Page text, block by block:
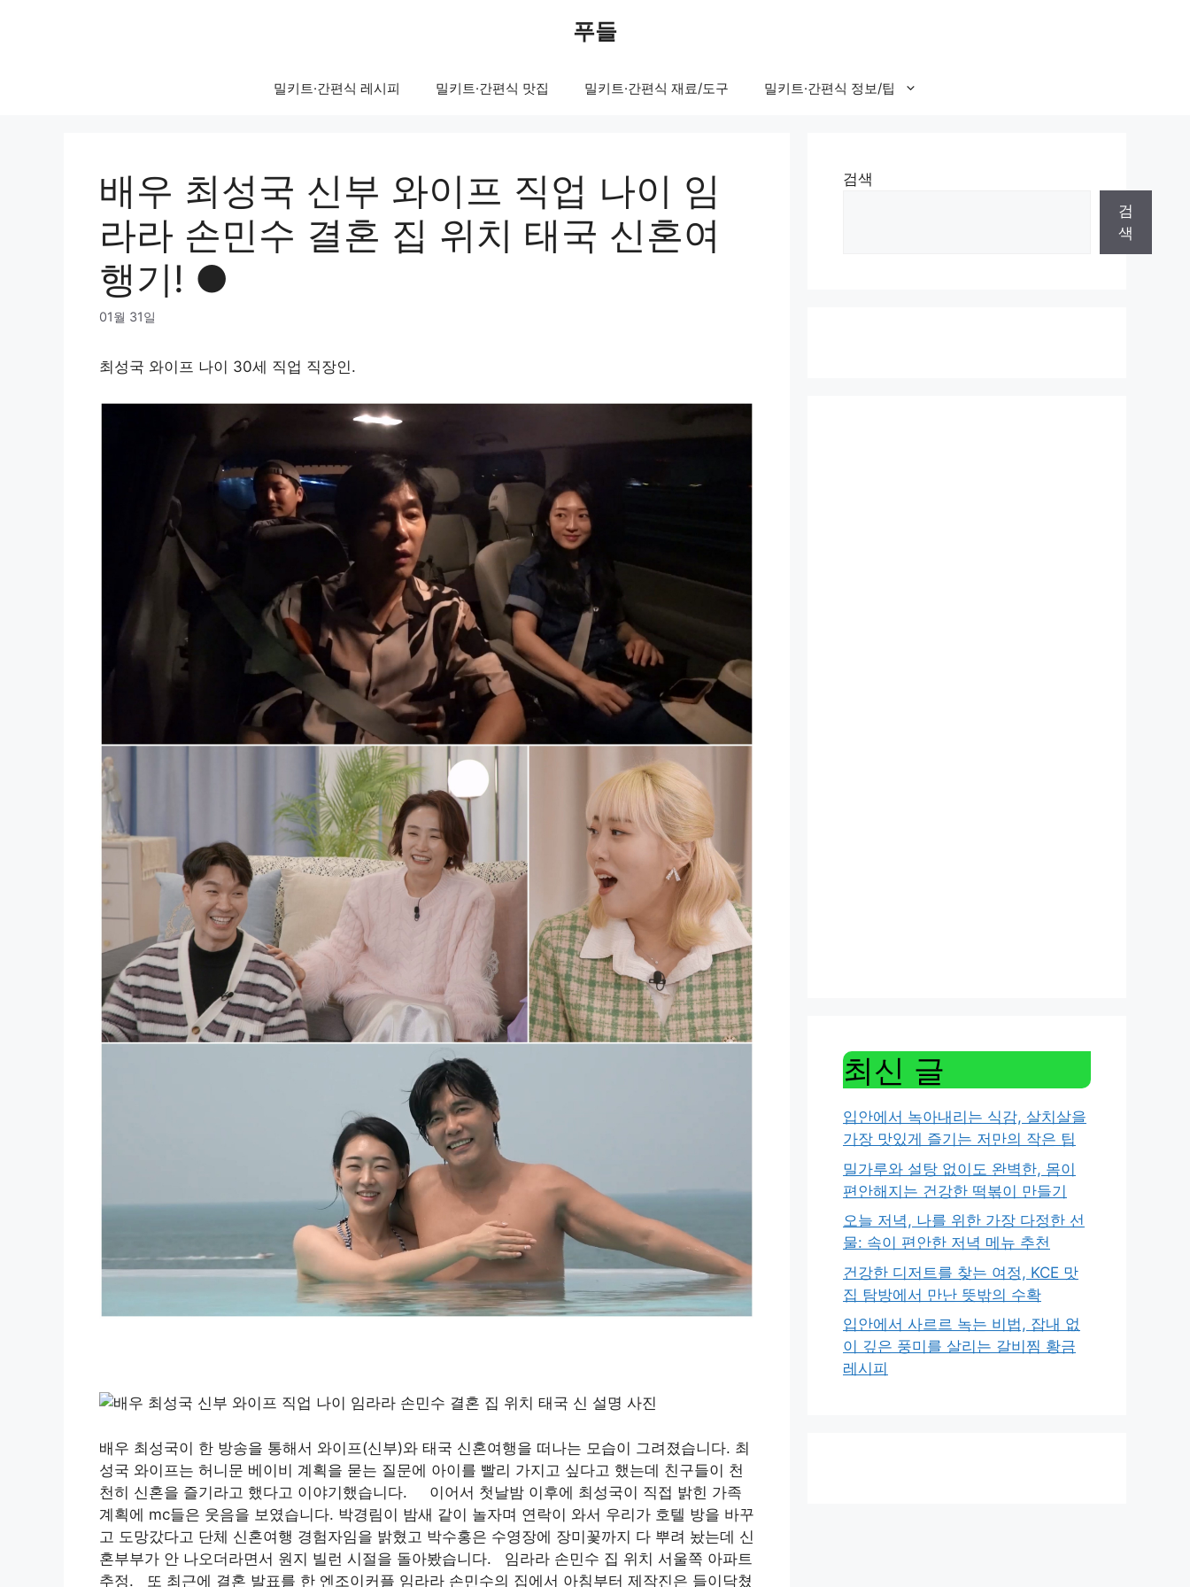
푸들
밀키트·간편식 레시피 밀키트·간편식 맛집 밀키트·간편식 재료/도구 밀키트·간편식 정보/팁
배우 최성국 신부 와이프 직업 나이 임
라라 손민수 결혼 집 위치 태국 신혼여
행기! ●
01월 31일
최성국 와이프 나이 30세 직업 직장인.
배우 최성국이 한 방송을 통해서 와이프(신부)와 태국 신혼여행을 떠나는 모습이 그려졌습니다. 최
성국 와이프는 허니문 베이비 계획을 묻는 질문에 아이를 빨리 가지고 싶다고 했는데 친구들이 천
천히 신혼을 즐기라고 했다고 이야기했습니다. 이어서 첫날밤 이후에 최성국이 직접 밝힌 가족
계획에 mc들은 웃음을 보였습니다. 박경림이 밤새 같이 놀자며 연락이 와서 우리가 호텔 방을 바꾸
고 도망갔다고 단체 신혼여행 경험자임을 밝혔고 박수홍은 수영장에 장미꽃까지 다 뿌려 놨는데 신
혼부부가 안 나오더라면서 원지 빌런 시절을 돌아봤습니다. 임라라 손민수 집 위치 서울쪽 아파트
추정. 또 최근에 결혼 발표를 한 엔조이커플 임라라 손민수의 집에서 아침부터 제작진은 들이닥쳤
검색
검
색
최신 글
입안에서 녹아내리는 식감, 살치살을
가장 맛있게 즐기는 저만의 작은 팁
밀가루와 설탕 없이도 완벽한, 몸이
편안해지는 건강한 떡볶이 만들기
오늘 저녁, 나를 위한 가장 다정한 선
물: 속이 편안한 저녁 메뉴 추천
건강한 디저트를 찾는 여정, KCE 맛
집 탐방에서 만난 뜻밖의 수확
입안에서 사르르 녹는 비법, 잡내 없
이 깊은 풍미를 살리는 갈비찜 황금
레시피